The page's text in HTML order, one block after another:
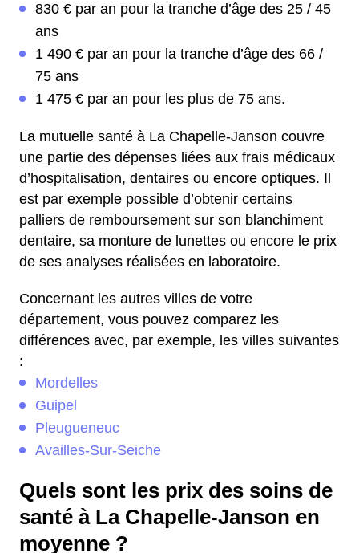
830 € par an pour la tranche d’âge des 25 / 45
ans
1 490 € par an pour la tranche d’âge des 66 /
75 ans
1 475 € par an pour les plus de 75 ans.
La mutuelle santé à La Chapelle-Janson couvre
une partie des dépenses liées aux frais médicaux
d’hospitalisation, dentaires ou encore optiques. Il
est par exemple possible d’obtenir certains
palliers de remboursement sur son blanchiment
dentaire, sa monture de lunettes ou encore le prix
de ses analyses réalisées en laboratoire.
Concernant les autres villes de votre
département, vous pouvez comparez les
différences avec, par exemple, les villes suivantes
:
Mordelles
Guipel
Pleugueneuc
Availles-Sur-Seiche
Quels sont les prix des soins de
santé à La Chapelle-Janson en
moyenne ?